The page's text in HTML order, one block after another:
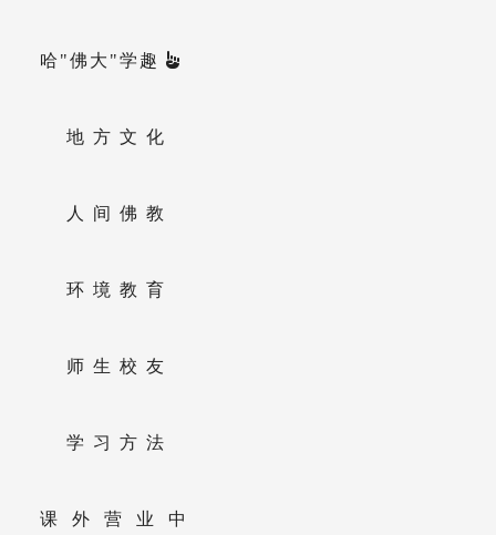
哈"佛大"学趣
地方文化
人间佛教
环境教育
师生校友
学习方法
课外营业中